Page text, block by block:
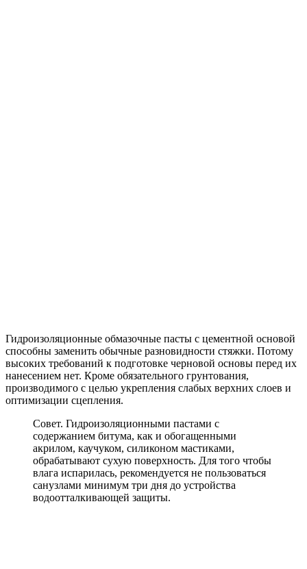
Гидроизоляционные обмазочные пасты с цементной основой
способны заменить обычные разновидности стяжки. Потому
высоких требований к подготовке черновой основы перед их
нанесением нет. Кроме обязательного грунтования,
производимого с целью укрепления слабых верхних слоев и
оптимизации сцепления.
Совет. Гидроизоляционными пастами с
содержанием битума, как и обогащенными
акрилом, каучуком, силиконом мастиками,
обрабатывают сухую поверхность. Для того чтобы
влага испарилась, рекомендуется не пользоваться
санузлами минимум три дня до устройства
водоотталкивающей защиты.